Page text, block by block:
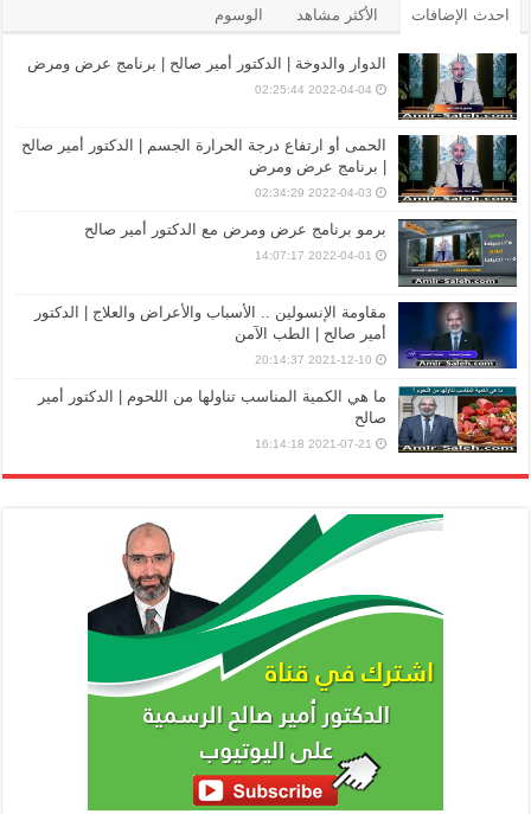
احدث الإضافات الأكثر مشاهد الوسوم
الدوار والدوخة | الدكتور أمير صالح | برنامج عرض ومرض
2022-04-04 02:25:44
الحمى أو ارتفاع درجة الحرارة الجسم | الدكتور أمير صالح
| برنامج عرض ومرض
2022-04-03 02:34:29
برمو برنامج عرض ومرض مع الدكتور أمير صالح
2022-04-01 14:07:17
مقاومة الإنسولين .. الأسباب والأعراض والعلاج | الدكتور
أمير صالح | الطب الآمن
2021-12-10 20:14:37
ما هي الكمية المناسب تناولها من اللحوم | الدكتور أمير
صالح
2021-07-21 16:14:18